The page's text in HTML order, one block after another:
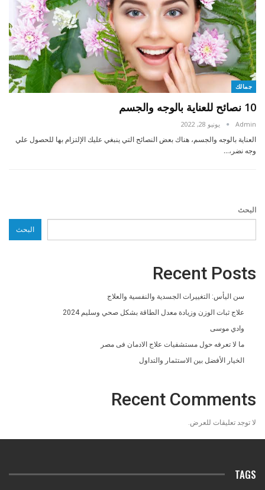
جمالك
10 نصائح للعناية بالوجه والجسم
Admin يونيو 28, 2022
العناية بالوجه والجسم، هناك بعض النصائح التي ينبغي عليك الإلتزام بها للحصول علي
وجه نضر،…
البحث
البحث
Recent Posts
سن اليأس: التغييرات الجسدية والنفسية والعلاج
علاج ثبات الوزن وزيادة معدل الطاقة بشكل صحي وسليم 2024
وادي موسى
ما لا تعرفه حول مستشفيات علاج الادمان فى مصر
الخيار الأفضل بين الاستثمار والتداول
Recent Comments
لا توجد تعليقات للعرض.
TAGS